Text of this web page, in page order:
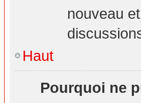
nouveau
Haut
Pourquoi ne